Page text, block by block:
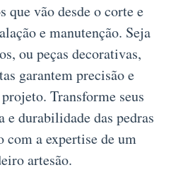
que vão desde o corte e
e manutenção. Seja
ou peças decorativas,
garantem precisão e
Transforme seus
e durabilidade das pedras
com a expertise de um
artesão.